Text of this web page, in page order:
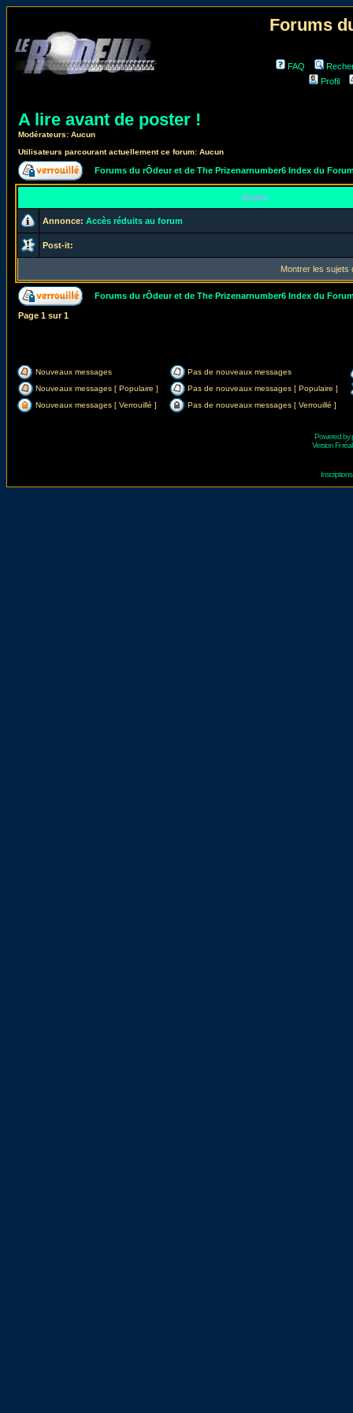
Forums
FAQ
Profil
A lire avant de poster !
Modérateurs: Aucun
Utilisateurs parcourant actuellement ce forum: Aucun
Forums du rÔdeur et de The Prizenarnumber6 Index du
Sujets
Annonce: Accès réduits au forum
Post-it:
Montrer les sujets
Forums du rÔdeur et de The Prizenarnumber6 Index du
Page 1 sur1
Nouveaux messages
Pas de nouveaux messages
Nouveaux messages [ Populaire ]
Pas de nouveaux messages [ Populaire ]
Nouveaux messages [ Verrouillé ]
Pas de nouveaux messages [ Verrouillé ]
Powered by
Version Fr